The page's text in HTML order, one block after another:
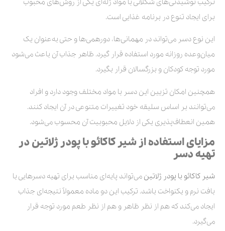
برای ایجاد تنوع در برنامه غذایی است.
این نوع دسر می‌تواند در مهمانی‌ها، دورهمی‌ها و حتی به‌عنوان یک
میان‌وعده روزانه مورد استفاده قرار گیرد. ظاهر جذاب آن باعث می‌شود
مورد توجه کودکان و بزرگسالان قرار بگیرد.
همچنین امکان تزیین این دسر با مواد مختلف وجود دارد و افراد
می‌توانند بر اساس سلیقه خود تغییرات متنوعی در آن ایجاد کنند.
همین انعطاف‌پذیری یکی از دلایل محبوبیت آن محسوب می‌شود.
مزایای استفاده از شیر کاکائو با پودر ژلاتین در
تهیه دسر
شیر کاکائو با پودر ژلاتین می‌تواند پایه‌ای مناسب برای تهیه دسرهایی با
بافت نرم و یکنواخت باشد. ترکیب این دو ماده معمولاً نتیجه‌ای جذاب
ایجاد می‌کند که هم از نظر ظاهر و هم از نظر طعم مورد توجه قرار
می‌گیرد.